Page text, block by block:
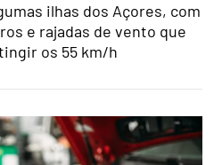
ilhas dos Açores, com
e rajadas de vento que
os 55 km/h